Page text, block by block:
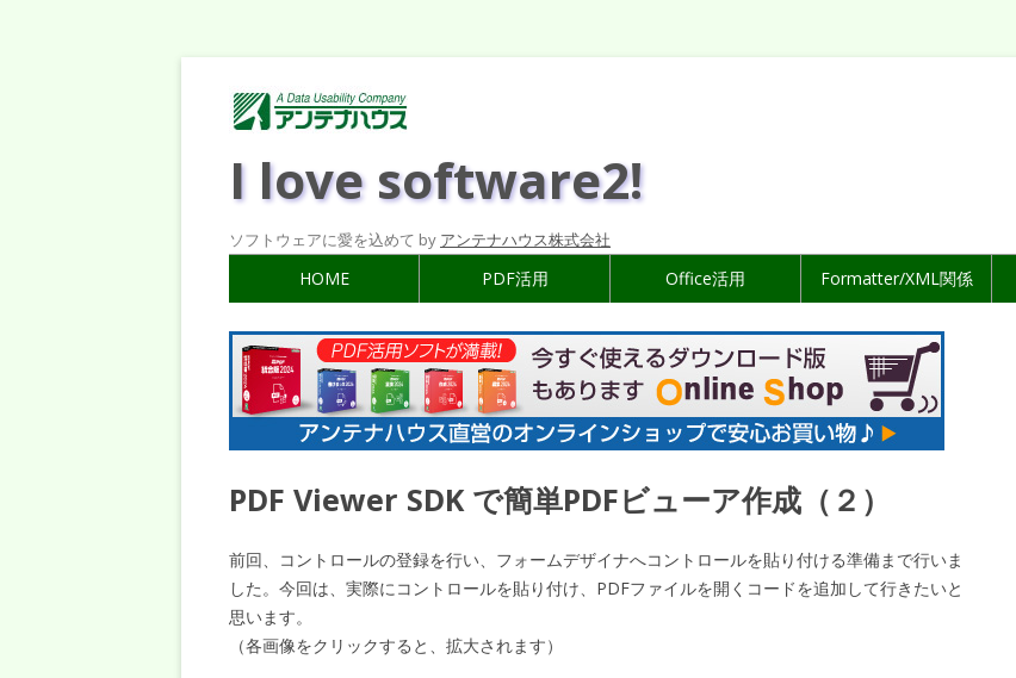
I love software2!
ソフトウェアに愛を込めて by アンテナハウス株式会社
HOME PDF活用 Office活用 Formatter/XML関係
PDF Viewer SDK で簡単PDFビューア作成（２）
前回、コントロールの登録を行い、フォームデザイナへコントロールを貼り付ける準備まで行いま
した。今回は、実際にコントロールを貼り付け、PDFファイルを開くコードを追加して行きたいと
思います。
（各画像をクリックすると、拡大されます）